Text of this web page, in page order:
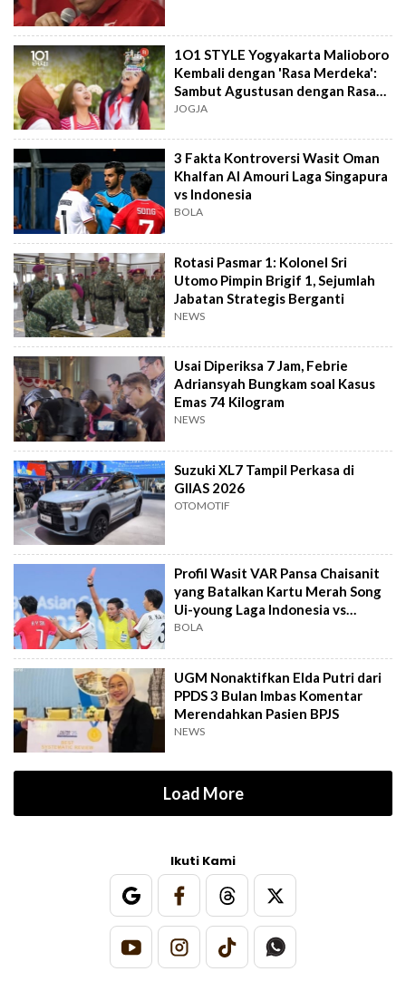
1O1 STYLE Yogyakarta Malioboro
Kembali dengan 'Rasa Merdeka':
Sambut Agustusan dengan Rasa
dan Tawa
JOGJA
3 Fakta Kontroversi Wasit Oman
Khalfan Al Amouri Laga Singapura
vs Indonesia
BOLA
Rotasi Pasmar 1: Kolonel Sri
Utomo Pimpin Brigif 1, Sejumlah
Jabatan Strategis Berganti
NEWS
Usai Diperiksa 7 Jam, Febrie
Adriansyah Bungkam soal Kasus
Emas 74 Kilogram
NEWS
Suzuki XL7 Tampil Perkasa di
GIIAS 2026
OTOMOTIF
Profil Wasit VAR Pansa Chaisanit
yang Batalkan Kartu Merah Song
Ui-young Laga Indonesia vs
Singapura
BOLA
UGM Nonaktifkan Elda Putri dari
PPDS 3 Bulan Imbas Komentar
Merendahkan Pasien BPJS
NEWS
Load More
Ikuti Kami